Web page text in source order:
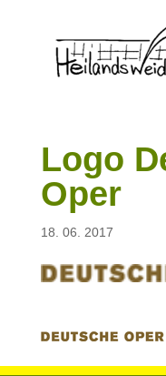
Logo
Oper
18. 06. 2017